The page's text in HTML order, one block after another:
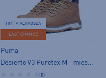
HINTA VERKOSSA
LAST CHANCE
Puma
Desierto V3 Puretex M - miesten talvisaappaat
(0)